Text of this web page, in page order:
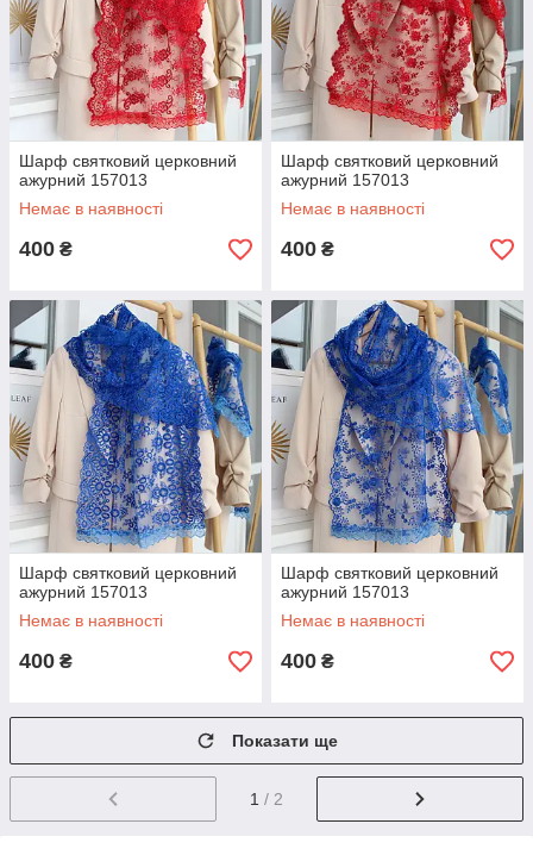
Шарф святковий церковний
ажурний 157013
Немає в наявності
400 ₴
Шарф святковий церковний
ажурний 157013
Немає в наявності
400 ₴
Шарф святковий церковний
ажурний 157013
Немає в наявності
400 ₴
Шарф святковий церковний
ажурний 157013
Немає в наявності
400 ₴
Показати ще
1 / 2